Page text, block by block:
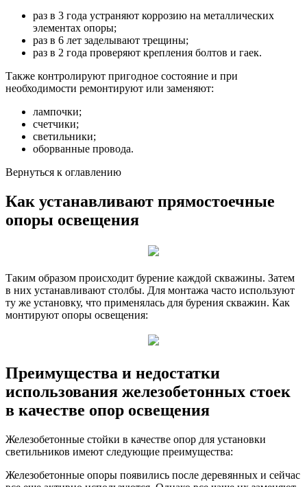
раз в 3 года устраняют коррозию на металлических
элементах опоры;
раз в 6 лет заделывают трещины;
раз в 2 года проверяют крепления болтов и гаек.
Также контролируют пригодное состояние и при
необходимости ремонтируют или заменяют:
лампочки;
счетчики;
светильники;
оборванные провода.
Вернуться к оглавлению
Как устанавливают прямостоечные
опоры освещения
Таким образом происходит бурение каждой скважины. Затем
в них устанавливают столбы. Для монтажа часто используют
ту же установку, что применялась для бурения скважин. Как
монтируют опоры освещения:
Преимущества и недостатки
использования железобетонных стоек
в качестве опор освещения
Железобетонные стойки в качестве опор для установки
светильников имеют следующие преимущества:
Железобетонные опоры появились после деревянных и сейчас